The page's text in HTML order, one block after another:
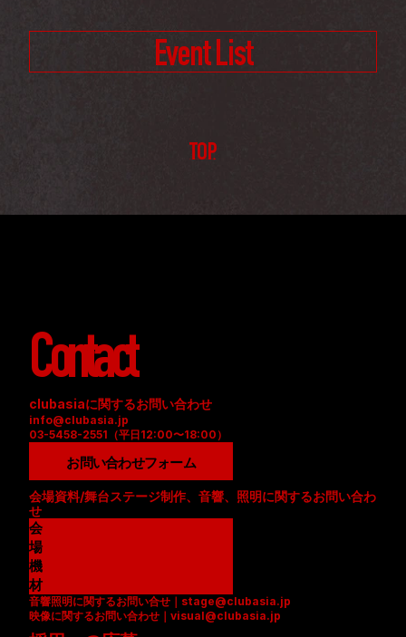
Event List
TOP
Contact
clubasiaに関するお問い合わせ
info@clubasia.jp
03-5458-2551（平日12:00〜18:00）
お問い合わせフォーム
会場資料/舞台ステージ制作、音響、照明に関するお問い合わ
せ
会
場
資
料
(
P
機
材
リ
ス
音響照明に関するお問い合せ｜stage@clubasia.jp
映像に関するお問い合わせ｜visual@clubasia.jp